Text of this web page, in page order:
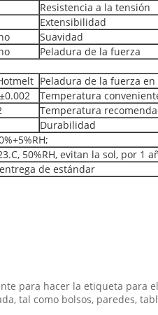
Resistencia a la tensión
Extensibilidad
Suavidad
Peladura de la fuerza
Peladura de la fuerza en
Temperatura
Temperatura
Durabilidad
50%RH, evitan la sol, por 1
de estándar
para hacer la etiqueta
tal como bolsos, paredes,